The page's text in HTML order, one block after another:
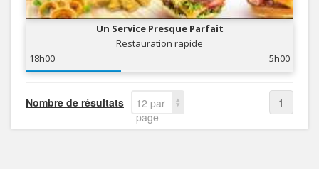
Un Service Presque Parfait
Restauration rapide
18h00
5h00
Nombre de résultats
12 par
page
1